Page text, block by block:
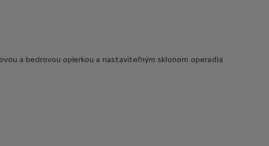
a bedrovou opierkou a nastaviteľným sklonom operadla